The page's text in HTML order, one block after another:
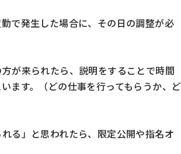
で発生した場合に、その日の調整が必
が来られたら、説明をすることで時間
ます。（どの仕事を行ってもらうか、ど
る」と思われたら、限定公開や指名オ